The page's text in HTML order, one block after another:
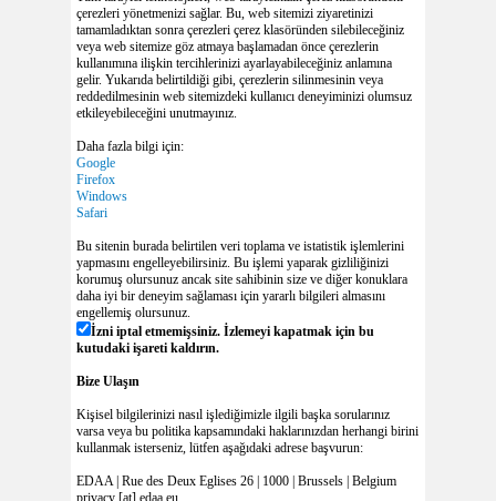
çerezleri yönetmenizi sağlar. Bu, web sitemizi ziyaretinizi
tamamladıktan sonra çerezleri çerez klasöründen silebileceğiniz
veya web sitemize göz atmaya başlamadan önce çerezlerin
kullanımına ilişkin tercihlerinizi ayarlayabileceğiniz anlamına
gelir. Yukarıda belirtildiği gibi, çerezlerin silinmesinin veya
reddedilmesinin web sitemizdeki kullanıcı deneyiminizi olumsuz
etkileyebileceğini unutmayınız.
Daha fazla bilgi için:
Google
Firefox
Windows
Safari
Bu sitenin burada belirtilen veri toplama ve istatistik işlemlerini
yapmasını engelleyebilirsiniz. Bu işlemi yaparak gizliliğinizi
korumuş olursunuz ancak site sahibinin size ve diğer konuklara
daha iyi bir deneyim sağlaması için yararlı bilgileri almasını
engellemiş olursunuz.
İzni iptal etmemişsiniz. İzlemeyi kapatmak için bu
kutudaki işareti kaldırın.
Bize Ulaşın
Kişisel bilgilerinizi nasıl işlediğimizle ilgili başka sorularınız
varsa veya bu politika kapsamındaki haklarınızdan herhangi birini
kullanmak isterseniz, lütfen aşağıdaki adrese başvurun:
EDAA | Rue des Deux Eglises 26 | 1000 | Brussels | Belgium
privacy [at] edaa.eu